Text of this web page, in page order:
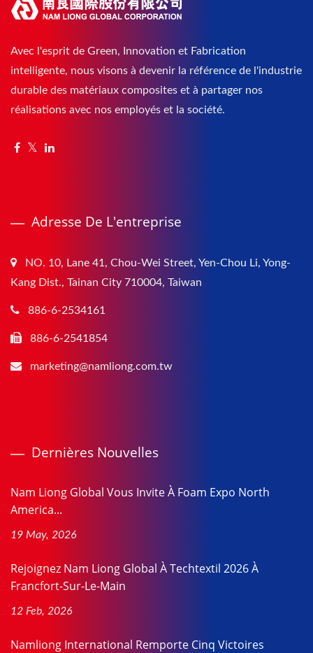
Avec l'esprit de Green, Innovation et Fabrication
intelligente, nous visons à devenir la référence de l'industrie
durable des matériaux composites et à partager nos
réalisations avec nos employés et la société.
Adresse De L'entreprise
NO. 10, Lane 41, Chou-Wei Street, Yen-Chou Li, Yong-
Kang Dist., Tainan City 710004, Taiwan
886-6-2534161
886-6-2541854
marketing@namliong.com.tw
Dernières Nouvelles
Nam Liong Global Vous Invite À Foam Expo North
America...
19 May, 2026
Rejoignez Nam Liong Global À Techtextil 2026 À
Francfort-Sur-Le-Main
12 Feb, 2026
Namliong International Remporte Cinq Victoires